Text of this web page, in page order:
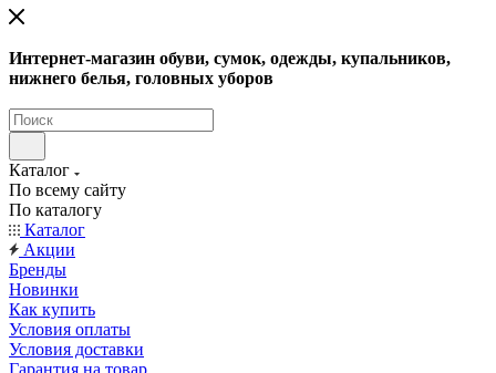
Интернет-магазин обуви, сумок, одежды, купальников,
нижнего белья, головных уборов
Каталог
По всему сайту
По каталогу
Каталог
Акции
Бренды
Новинки
Как купить
Условия оплаты
Условия доставки
Гарантия на товар